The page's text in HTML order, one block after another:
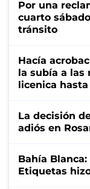
Por una
cuarto
tránsito
Hacía
la subía a las
licenica hasta
La decisión
adiós en
Bahía
Etiquetas